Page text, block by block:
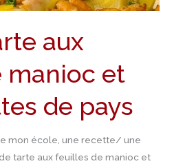
aux
manioc et
de pays
mon école, une recette/ une
tarte aux feuilles de manioc et